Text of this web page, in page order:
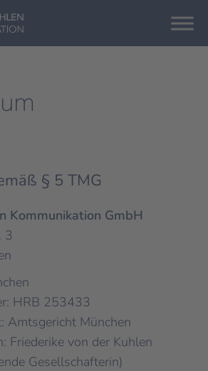
§ 5 TMG
Kommunikation GmbH
3
HRB 253433
Amtsgericht München
Friederike von der Kuhlen
Gesellschafterin)